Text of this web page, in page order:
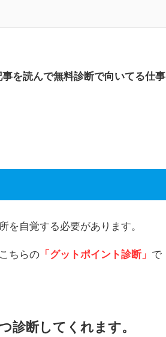
を読んで無料診断で向いてる仕事
を自覚する必要があります。
ちらの 「グットポイント診断」 で
診断してくれます。